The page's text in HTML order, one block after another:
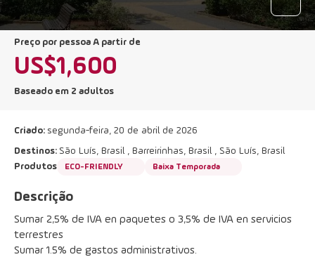
preço por pessoa A partir de
US$1,600
Baseado em 2 adultos
Criado: segunda-feira, 20 de abril de 2026
Destinos: São Luís, Brasil , Barreirinhas, Brasil , São Luís, Brasil
Produtos
ECO-FRIENDLY Baixa Temporada
Descrição
Sumar 2,5% de IVA en paquetes o 3,5% de IVA en servicios
terrestres
Sumar 1.5% de gastos administrativos.